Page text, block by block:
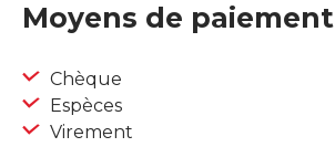
Moyens de paiement
Chèque
Espèces
Virement